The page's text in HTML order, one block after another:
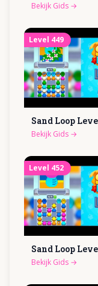
Bekijk Gids →
Level 449
Sand Loop
Bekijk Gids →
Level 452
Sand Loop
Bekijk Gids →